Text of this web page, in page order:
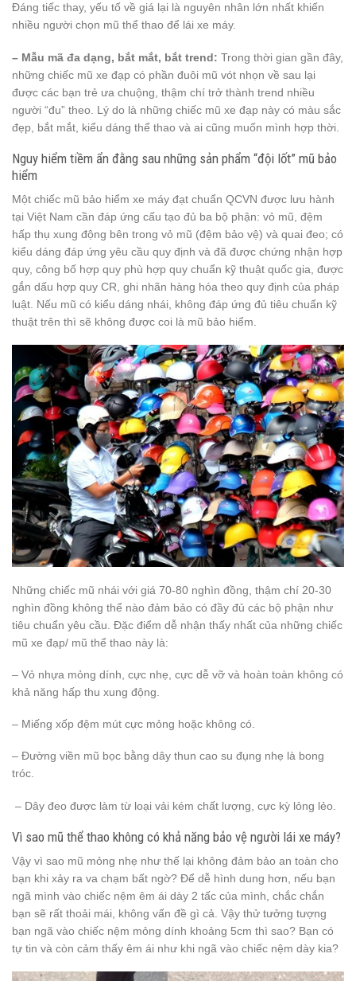
Đáng tiếc thay, yếu tố về giá lại là nguyên nhân lớn nhất khiến
nhiều người chọn mũ thể thao để lái xe máy.
– Mẫu mã đa dạng, bắt mắt, bắt trend: Trong thời gian gần đây,
những chiếc mũ xe đạp có phần đuôi mũ vót nhọn về sau lại
được các bạn trẻ ưa chuộng, thậm chí trở thành trend nhiều
người “đu” theo. Lý do là những chiếc mũ xe đạp này có màu sắc
đẹp, bắt mắt, kiểu dáng thể thao và ai cũng muốn mình hợp thời.
Nguy hiểm tiềm ẩn đằng sau những sản phẩm “đội lốt” mũ bảo
hiểm
Một chiếc mũ bảo hiểm xe máy đạt chuẩn QCVN được lưu hành
tại Việt Nam cần đáp ứng cấu tạo đủ ba bộ phận: vỏ mũ, đệm
hấp thụ xung động bên trong vỏ mũ (đệm bảo vệ) và quai đeo; có
kiểu dáng đáp ứng yêu cầu quy định và đã được chứng nhận hợp
quy, công bố hợp quy phù hợp quy chuẩn kỹ thuật quốc gia, được
gắn dấu hợp quy CR, ghi nhãn hàng hóa theo quy định của pháp
luật. Nếu mũ có kiểu dáng nhái, không đáp ứng đủ tiêu chuẩn kỹ
thuật trên thì sẽ không được coi là mũ bảo hiểm.
Những chiếc mũ nhái với giá 70-80 nghìn đồng, thậm chí 20-30
nghìn đồng không thể nào đảm bảo có đầy đủ các bộ phận như
tiêu chuẩn yêu cầu. Đặc điểm dễ nhận thấy nhất của những chiếc
mũ xe đạp/ mũ thể thao này là:
– Vỏ nhựa mỏng dính, cực nhẹ, cực dễ vỡ và hoàn toàn không có
khả năng hấp thu xung động.
– Miếng xốp đệm mút cực mỏng hoặc không có.
– Đường viền mũ bọc bằng dây thun cao su đụng nhẹ là bong
tróc.
– Dây đeo được làm từ loại vải kém chất lượng, cực kỳ lỏng lẻo.
Vì sao mũ thể thao không có khả năng bảo vệ người lái xe máy?
Vậy vì sao mũ mỏng nhẹ như thế lại không đảm bảo an toàn cho
bạn khi xảy ra va chạm bất ngờ? Để dễ hình dung hơn, nếu bạn
ngã mình vào chiếc nệm êm ái dày 2 tấc của mình, chắc chắn
bạn sẽ rất thoải mái, không vấn đề gì cả. Vậy thử tưởng tượng
bạn ngã vào chiếc nệm mỏng dính khoảng 5cm thì sao? Bạn có
tự tin và còn cảm thấy êm ái như khi ngã vào chiếc nệm dày kia?